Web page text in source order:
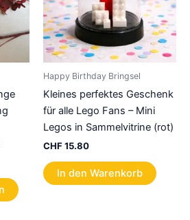
Dieses
Produkt
Happy Birthday Bringsel
Kleines perfektes Geschenk
für alle Lego Fans – Mini
Legos in Sammelvitrine (rot)
CHF15.80
In den Warenkorb